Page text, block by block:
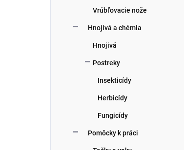
Vrúbľovacie nože
Hnojivá a chémia
Hnojivá
Postreky
Insekticídy
Herbicídy
Fungicídy
Pomôcky k práci